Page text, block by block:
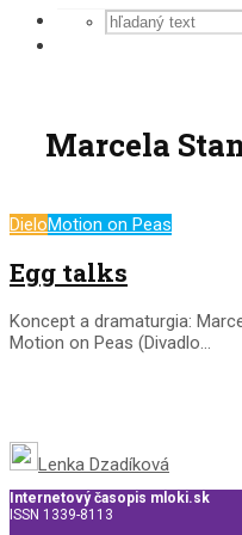
Marcela
DieloMotion on Peas
Egg talks
Koncept a dramaturgia:
Motion on Peas (Divadlo...
Lenka Dzadíková
Internetový časopis mloki.sk
ISSN 1339-8113